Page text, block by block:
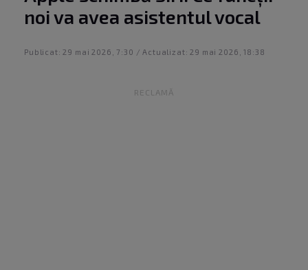
noi va avea asistentul vocal
Publicat: 29 mai 2026, 7:30 / Actualizat: 29 mai 2026, 18:38
RECLAMĂ